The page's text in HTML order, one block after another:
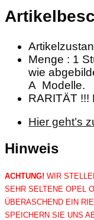
Menge : 1
wie
A Modelle.
RARITÄT !!!
Hier geht’s
Hinweis
ACHTUNG! WIR
SEHR SELTENE OPEL
ÜBERASCHEND EIN
SPEICHERN SIE UNS